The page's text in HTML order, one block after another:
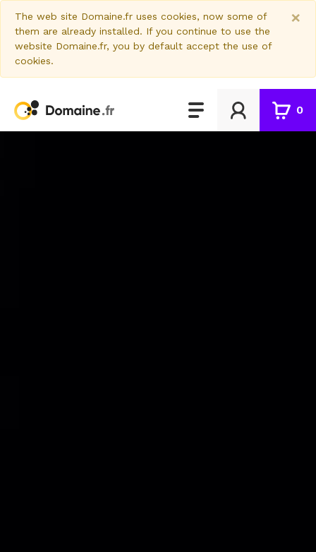
The web site Domaine.fr uses cookies, now some of
them are already installed. If you continue to use the
website Domaine.fr, you by default accept the use of
cookies.
×
0